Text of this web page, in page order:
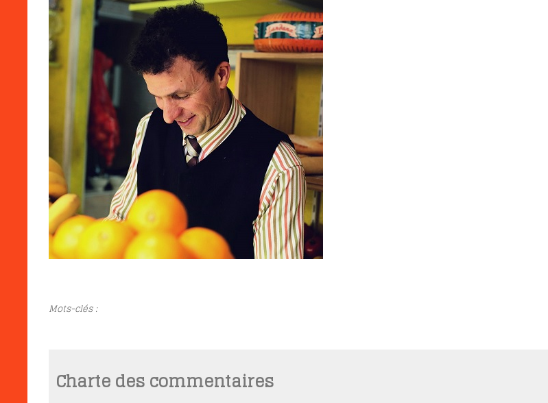
Mots-clés :
Charte des commentaires